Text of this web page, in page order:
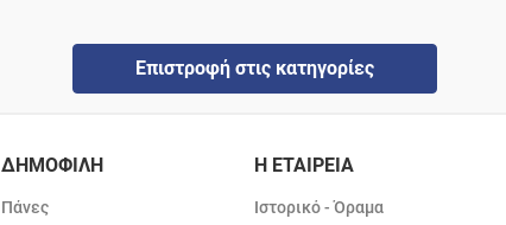
Επιστροφή στις κατηγορίες
ΔΗΜΟΦΙΛΗ
Πάνες
Η ΕΤΑΙΡΕΙΑ
Ιστορικό - Όραμα